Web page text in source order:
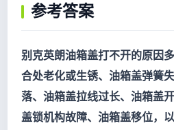
参考答案
别克英朗油箱盖打不开的原因
合处老化或生锈、油箱盖弹簧
落、油箱盖拉线过长、油箱盖
盖锁机构故障、油箱盖移位，